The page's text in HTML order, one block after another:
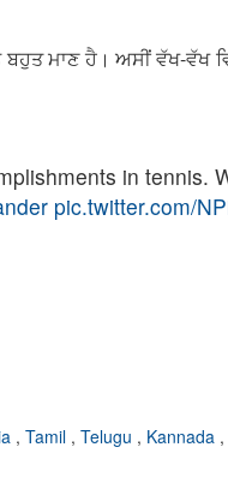
ਮਾਣ ਹੈ। ਅਸੀਂ ਵੱਖ-ਵੱਖ
in tennis.
pic.twitter.com/
, Tamil , Telugu , Kannada ,